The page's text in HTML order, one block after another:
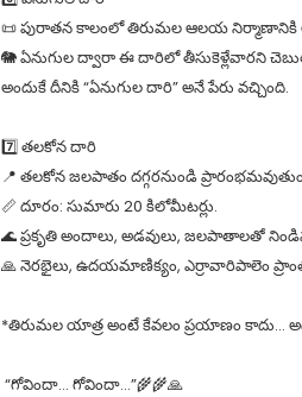
📜 పురాతన కాలంలో తిరుమల ఆలయ నిర్మాణానికి
🐘 ఏనుగుల ద్వారా ఈ దారిలో తీసుకెళ్లేవారని
అందుకే దీనికి “ఏనుగుల దారి” అనే పేరు వచ్చింది.
7️⃣ తలకోన దారి
📍 తలకోన జలపాతం దగ్గరనుండి
📏 దూరం: సుమారు 20 కిలోమీటర్లు.
🌊 ప్రకృతి అందాలు, అడవులు, జలపాతాలతో
🙏 నెరభైలు, ఉదయమాణిక్యం, ఎర్రావారిపాలెం
*తిరుమల యాత్ర అంటే కేవలం ప్రయాణం కాదు…
“గోవిందా… గోవిందా…”🌾🌾🙏